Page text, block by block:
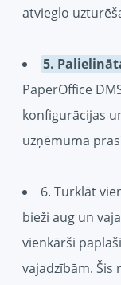
atvieglo
5.
PaperOffice
konfigurācijas
uzņēmuma
6. Turklāt
bieži aug un
vienkārši
vajadzībām. Šis